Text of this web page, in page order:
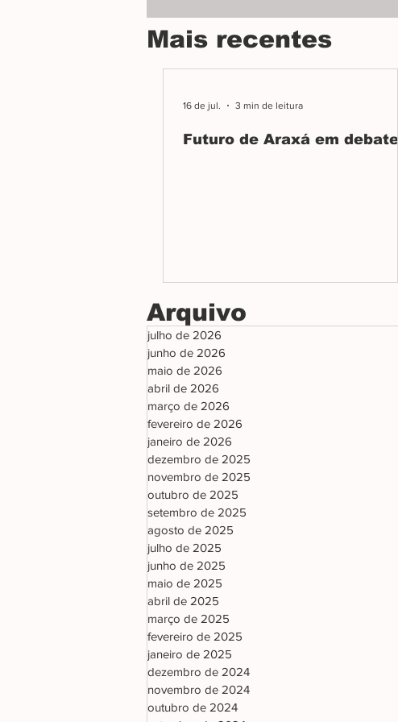
do movimento LGBT
Mais recentes
Futuro de Araxá em debate
16 de jul. 3 min de leitura
Arquivo
julho de 2026
junho de 2026
maio de 2026
abril de 2026
março de 2026
fevereiro de 2026
janeiro de 2026
dezembro de 2025
novembro de 2025
outubro de 2025
setembro de 2025
agosto de 2025
julho de 2025
junho de 2025
maio de 2025
abril de 2025
março de 2025
fevereiro de 2025
janeiro de 2025
dezembro de 2024
novembro de 2024
outubro de 2024